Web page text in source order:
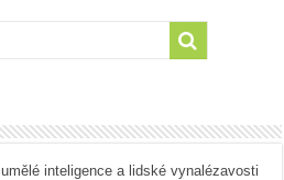
inteligence a lidské vynalézavosti